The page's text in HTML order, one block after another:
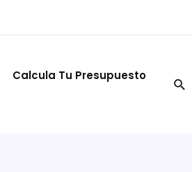
Calcula Tu Presupuesto